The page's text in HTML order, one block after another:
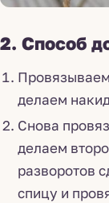
2. Способ
делаем
Снова
делаем
разворотов
спицу и